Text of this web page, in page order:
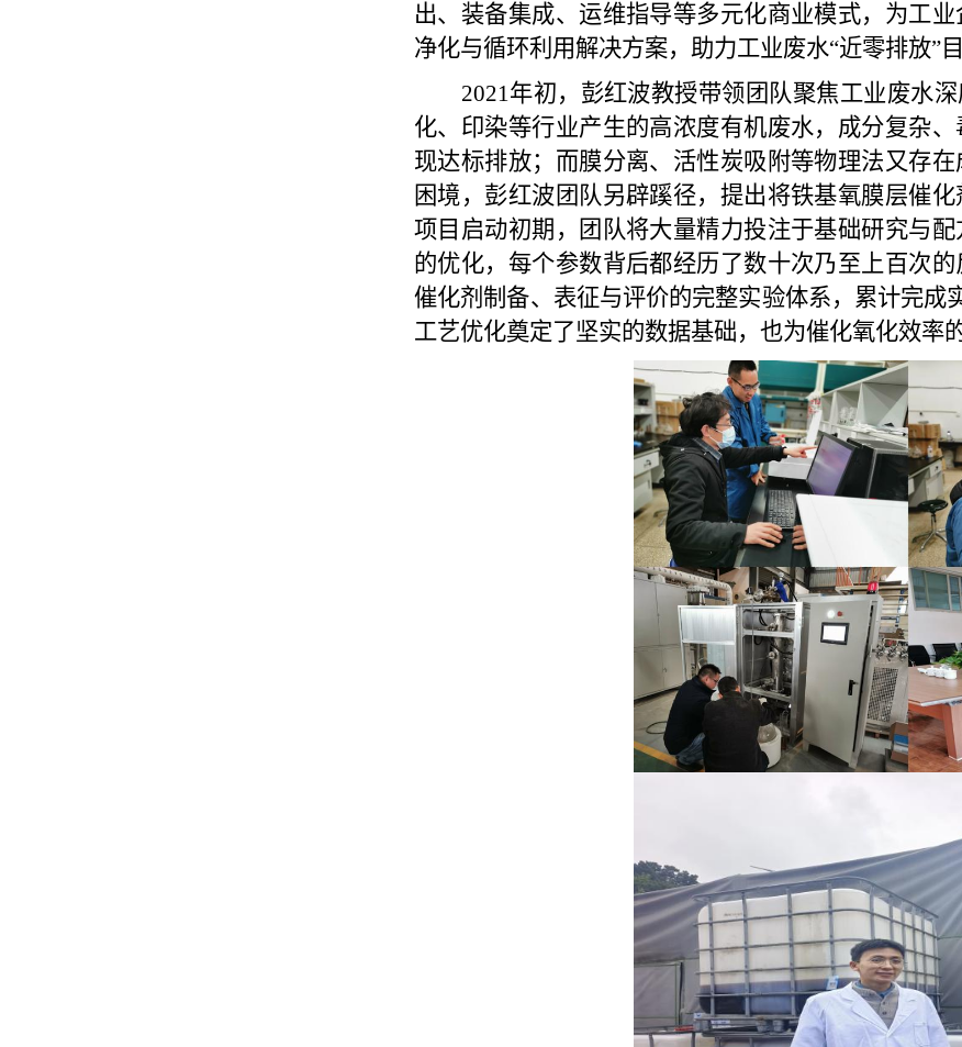
出、装备集成、运维指导等多元化商业模式，为工
净化与循环利用解决方案，助力工业废水“近零排放”目
2021年初，彭红波教授带领团队聚焦工业废水
化、印染等行业产生的高浓度有机废水，成分复杂
现达标排放；而膜分离、活性炭吸附等物理法又存
困境，彭红波团队另辟蹊径，提出将铁基氧膜层催
项目启动初期，团队将大量精力投注于基础研究与
的优化，每个参数背后都经历了数十次乃至上百次
催化剂制备、表征与评价的完整实验体系，累计完成
工艺优化奠定了坚实的数据基础，也为催化氧化效率